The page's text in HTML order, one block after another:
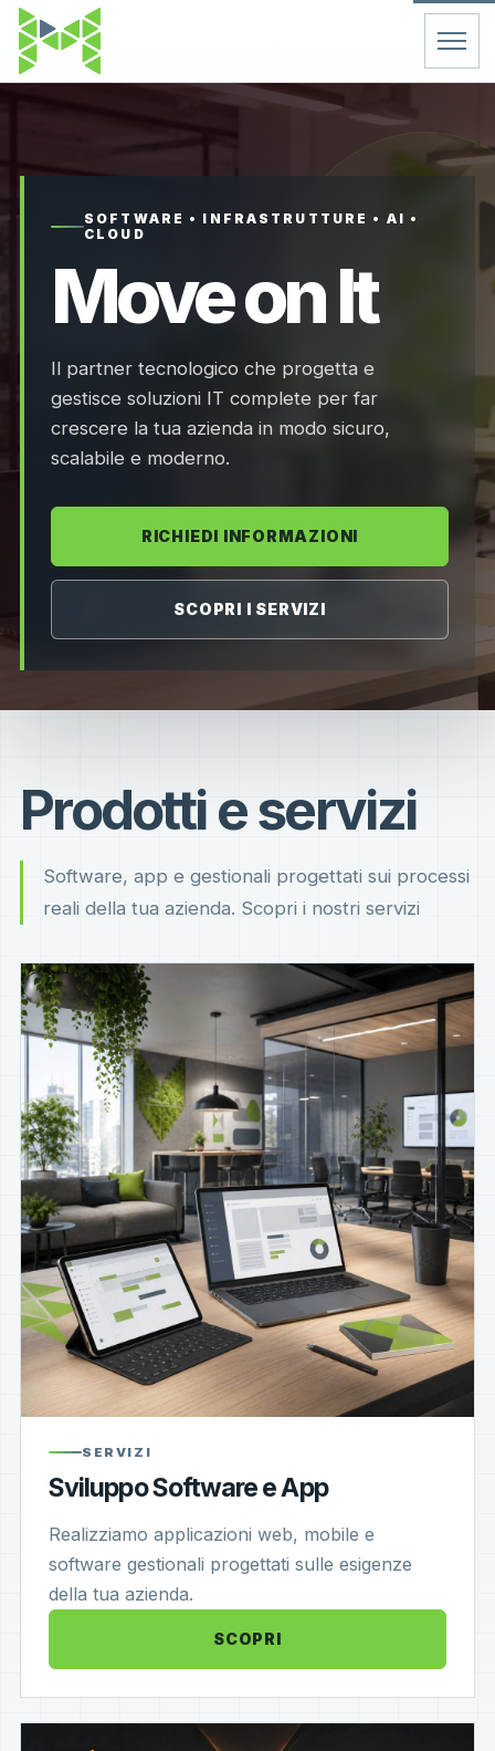
Servizi
Chi Siamo
Contatti
FAQ
Support
SOFTWARE • INFRASTRUTTURE • AI •
CLOUD
Move on It
Il partner tecnologico che progetta e
gestisce soluzioni IT complete per far
crescere la tua azienda in modo sicuro,
scalabile e moderno.
RICHIEDI INFORMAZIONI
SCOPRI I SERVIZI
Prodotti e servizi
Software, app e gestionali progettati sui processi
reali della tua azienda. Scopri i nostri servizi
SERVIZI
Sviluppo Software e App
Realizziamo applicazioni web, mobile e
software gestionali progettati sulle esigenze
della tua azienda.
SCOPRI